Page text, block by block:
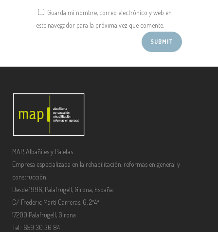
Guarda mi nombre, correo electrónico y web en
este navegador para la próxima vez que comente.
MAP, Albañiles y Paletas
Empresa especializada en la rehabilitación, reformas en general y
construcción.
Desde 1996, Palafrugell, Girona, España.
C/ Frederic Martí Carreras, 6, 2º4ª
17200 Palafrugell, Girona
Tel.: 659 30 36 84